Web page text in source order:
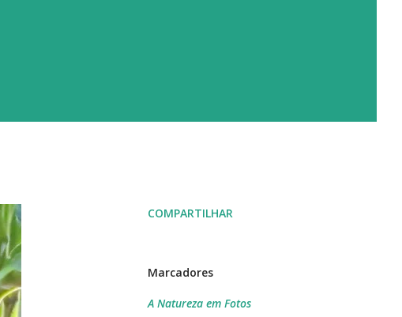
COMPARTILHAR
Marcadores
A Natureza em Fotos